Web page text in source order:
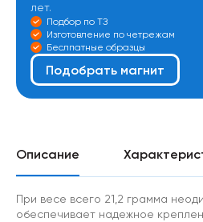
лет.
Подбор по ТЗ
Изготовление по четрежам
Беслпатные образцы
Подобрать магнит
Описание
При весе всего 21,2 грамма
обеспечивает надежное